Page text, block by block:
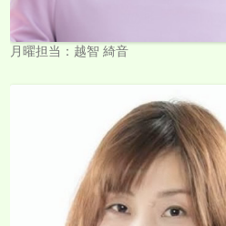
月曜担当：越智 綺音